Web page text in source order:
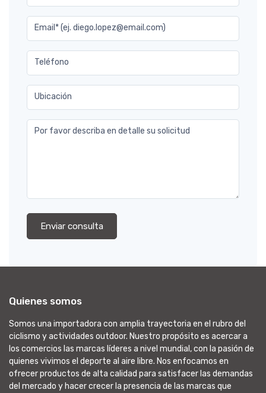
Email* (ej. diego.lopez@email.com)
Teléfono
Ubicación
Por favor describa en detalle su solicitud
Enviar consulta
Quienes somos
Somos una importadora con amplia trayectoria en el rubro del
ciclismo y actividades outdoor. Nuestro propósito es acercar a
los comercios las marcas líderes a nivel mundial, con la pasión de
quienes vivimos el deporte al aire libre. Nos enfocamos en
ofrecer productos de alta calidad para satisfacer las demandas
del mercado y hacer crecer la presencia de las marcas que